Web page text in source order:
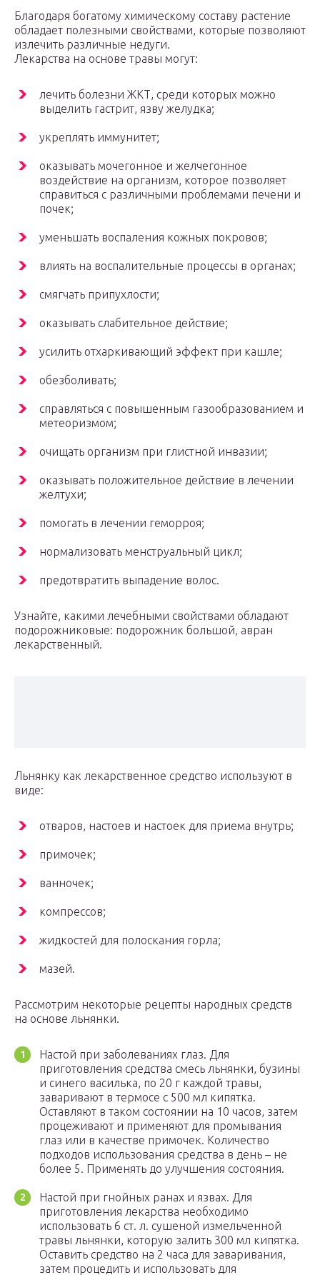
Благодаря богатому химическому составу растение
обладает полезными свойствами, которые позволяют
излечить различные недуги.
Лекарства на основе травы могут:
лечить болезни ЖКТ, среди которых можно
выделить гастрит, язву желудка;
укреплять иммунитет;
оказывать мочегонное и желчегонное
воздействие на организм, которое позволяет
справиться с различными проблемами печени и
почек;
уменьшать воспаления кожных покровов;
влиять на воспалительные процессы в органах;
смягчать припухлости;
оказывать слабительное действие;
усилить отхаркивающий эффект при кашле;
обезболивать;
справляться с повышенным газообразованием и
метеоризмом;
очищать организм при глистной инвазии;
оказывать положительное действие в лечении
желтухи;
помогать в лечении геморроя;
нормализовать менструальный цикл;
предотвратить выпадение волос.
Узнайте, какими лечебными свойствами обладают
подорожниковые: подорожник большой, авран
лекарственный.
Льнянку как лекарственное средство используют в
виде:
отваров, настоев и настоек для приема внутрь;
примочек;
ванночек;
компрессов;
жидкостей для полоскания горла;
мазей.
Рассмотрим некоторые рецепты народных средств
на основе льнянки.
Настой при заболеваниях глаз. Для
приготовления средства смесь льнянки, бузины
и синего василька, по 20 г каждой травы,
заваривают в термосе с 500 мл кипятка.
Оставляют в таком состоянии на 10 часов, затем
процеживают и применяют для промывания
глаз или в качестве примочек. Количество
подходов использования средства в день – не
более 5. Применять до улучшения состояния.
Настой при гнойных ранах и язвах. Для
приготовления лекарства необходимо
использовать 6 ст. л. сушеной измельченной
травы льнянки, которую залить 300 мл кипятка.
Оставить средство на 2 часа для заваривания,
затем процедить и использовать для